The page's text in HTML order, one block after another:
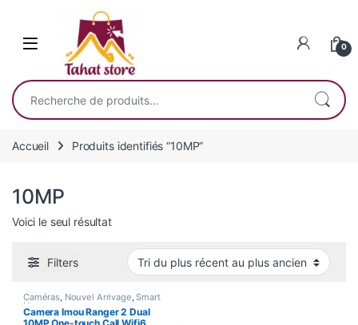
0
Recherche pour :
Accueil Produits identifiés “10MP”
10MP
Voici le seul résultat
Filters
Caméras, Nouvel Arrivage,Smart
Home
Camera Imou Ranger 2 Dual